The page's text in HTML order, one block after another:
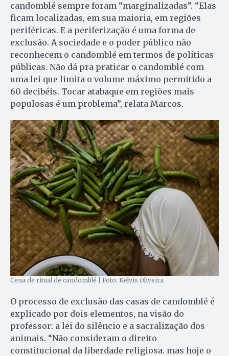
candomblé sempre foram “marginalizadas”. “Elas
ficam localizadas, em sua maioria, em regiões
periféricas. E a periferização é uma forma de
exclusão. A sociedade e o poder público não
reconhecem o candomblé em termos de políticas
públicas. Não dá pra praticar o candomblé com
uma lei que limita o volume máximo permitido a
60 decibéis. Tocar atabaque em regiões mais
populosas é um problema”, relata Marcos.
Cena de ritual de candomblé | Foto: Kelvis Oliveira
O processo de exclusão das casas de candomblé é
explicado por dois elementos, na visão do
professor: a lei do silêncio e a sacralização dos
animais. “Não consideram o direito
constitucional da liberdade religiosa. mas hoje o